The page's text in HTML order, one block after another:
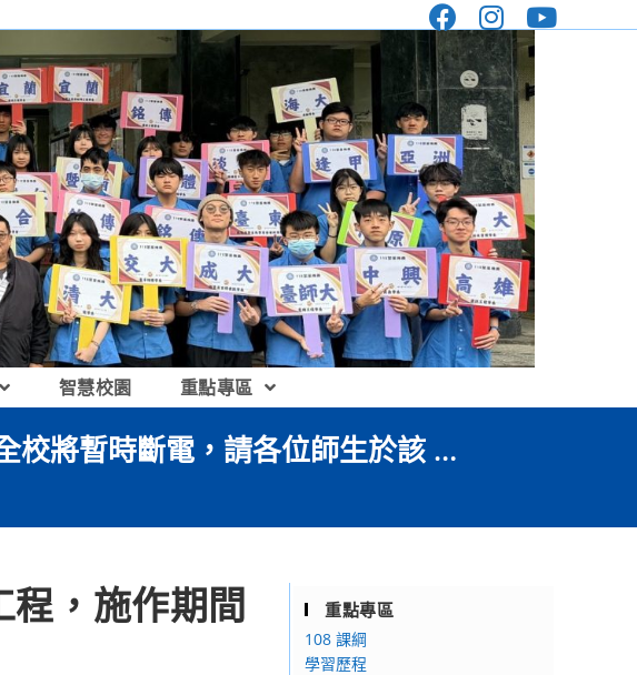
智慧校園 重點專區
校將暫時斷電，請各位師生於該 …
，施作期間
重點專區
108 課綱
學習歷程